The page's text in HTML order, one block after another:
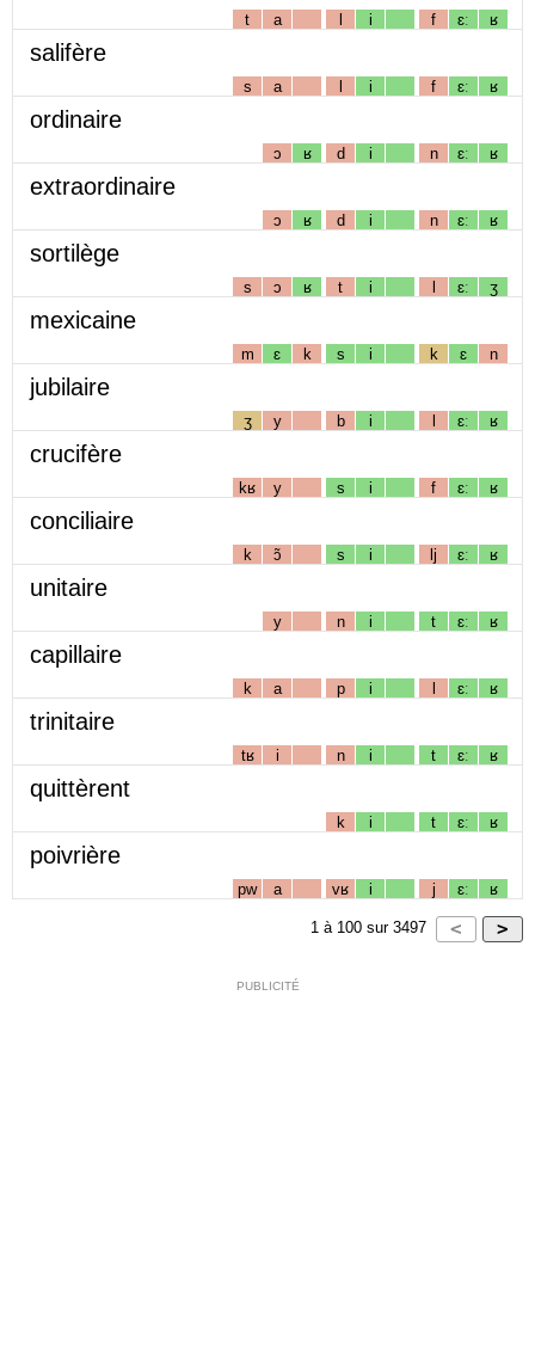
t a l i f ɛː ʁ
salifère
s a l i f ɛː ʁ
ordinaire
ɔ ʁ d i n ɛː ʁ
extraordinaire
ɔ ʁ d i n ɛː ʁ
sortilège
s ɔ ʁ t i l ɛː ʒ
mexicaine
m ɛ k s i k ɛ n
jubilaire
ʒ y b i l ɛː ʁ
crucifère
kʁ y s i f ɛː ʁ
conciliaire
k ɔ̃ s i lj ɛː ʁ
unitaire
y n i t ɛː ʁ
capillaire
k a p i l ɛː ʁ
trinitaire
tʁ i n i t ɛː ʁ
quittèrent
k i t ɛː ʁ
poivrière
pw a vʁ i j ɛː ʁ
1 à 100 sur 3497
PUBLICITÉ